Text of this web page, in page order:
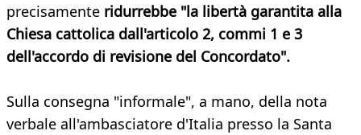
precisamente ridurrebbe "la libertà garantita alla
Chiesa cattolica dall'articolo 2, commi 1 e 3
dell'accordo di revisione del Concordato".
Sulla consegna "informale", a mano, della nota
verbale all'ambasciatore d'Italia presso la Santa